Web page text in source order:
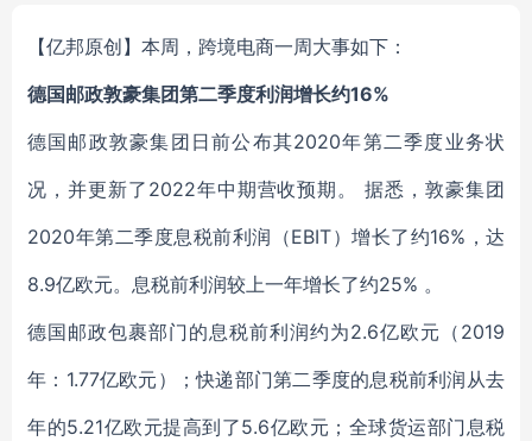
【亿邦原创】本周，跨境电商一周大事如下：
德国邮政敦豪集团第二季度利润增长约16%
德国邮政敦豪集团日前公布其2020年第二季度业务状
况，并更新了2022年中期营收预期。 据悉，敦豪集团
2020年第二季度息税前利润（EBIT）增长了约16%，达
8.9亿欧元。息税前利润较上一年增长了约25% 。
德国邮政包裹部门的息税前利润约为2.6亿欧元（2019
年：1.77亿欧元）；快递部门第二季度的息税前利润从去
年的5.21亿欧元提高到了5.6亿欧元；全球货运部门息税